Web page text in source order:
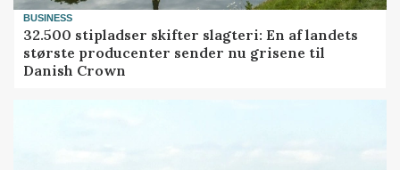
BUSINESS
32.500 stipladser skifter slagteri: En af landets
største producenter sender nu grisene til
Danish Crown